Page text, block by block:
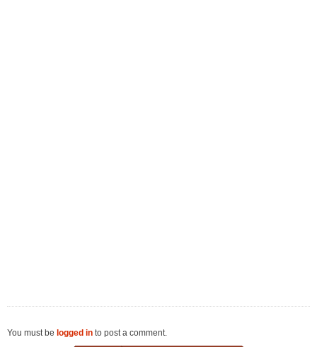
You must be logged in to post a comment.